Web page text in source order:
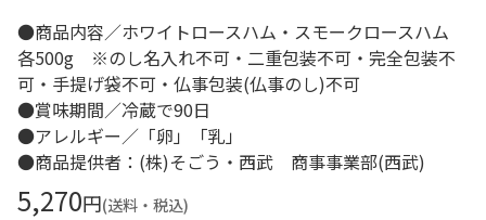
●商品内容／ホワイトロースハム・スモークロースハム
各500g ※のし名入れ不可・二重包装不可・完全包装不
可・手提げ袋不可・仏事包装(仏事のし)不可
●賞味期間／冷蔵で90日
●アレルギー／「卵」「乳」
●商品提供者：(株)そごう・西武 商事事業部(西武)
5,270円(送料・税込)